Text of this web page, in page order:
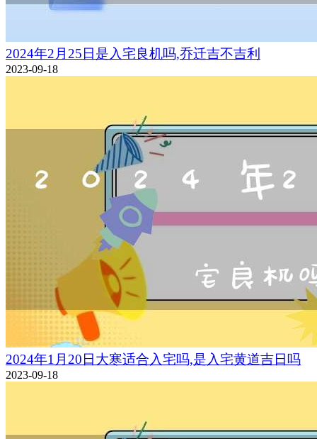
2024年2月25日是入宅良机吗,乔迁吉不吉利
2023-09-18
2024年1月20日大寒适合入宅吗,是入宅黄道吉日吗
2023-09-18